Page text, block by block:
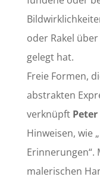
oder Rakel
gelegt hat.
Freie Formen,
abstrakten
verknüpft
Hinweisen, wie
Erinnerungen“.
malerischen